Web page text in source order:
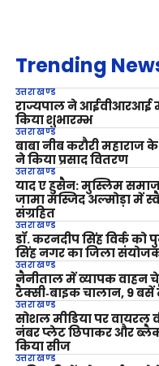
Trending
उत्तराखण्ड
राज्यपाल ने आईवीआरआई
किया शुभारम्भ
उत्तराखण्ड
बाबा नीब करौरी महाराज
ने किया प्रसाद वितरण
उत्तराखण्ड
याद ए हुसैन: मुस्लिम
जामा मस्जिद अल्मोड़ा में
संग्रहित
उत्तराखण्ड
डॉ. करनदीप सिंह विर्क को
सिंह नगर का जिला
उत्तराखण्ड
नैनीताल में व्यापक वाहन
टैक्सी‑बाइक चालान, 9
उत्तराखण्ड
सोशल मीडिया पर वायरल
नंबर प्लेट छिपाकर और
किया सीज
उत्तराखण्ड